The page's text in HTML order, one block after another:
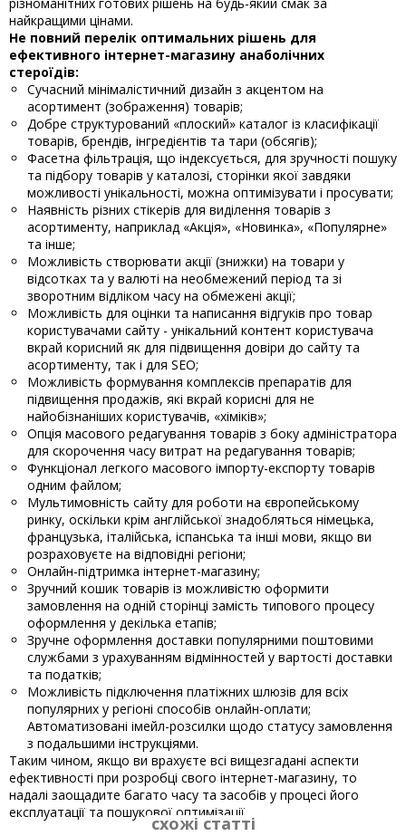
найкращими цінами.
Не повний перелік оптимальних рішень для
ефективного інтернет-магазину анаболічних
стероїдів:
Сучасний мінімалістичний дизайн з акцентом на
асортимент (зображення) товарів;
Добре структурований «плоский» каталог із класифікації
товарів, брендів, інгредієнтів та тари (обсягів);
Фасетна фільтрація, що індексується, для зручності пошуку
та підбору товарів у каталозі, сторінки якої завдяки
можливості унікальності, можна оптимізувати і просувати;
Наявність різних стікерів для виділення товарів з
асортименту, наприклад «Акція», «Новинка», «Популярне»
та інше;
Можливість створювати акції (знижки) на товари у
відсотках та у валюті на необмежений період та зі
зворотним відліком часу на обмежені акції;
Можливість для оцінки та написання відгуків про товар
користувачами сайту - унікальний контент користувача
вкрай корисний як для підвищення довіри до сайту та
асортименту, так і для SEO;
Можливість формування комплексів препаратів для
підвищення продажів, які вкрай корисні для не
найобізнаніших користувачів, «хіміків»;
Опція масового редагування товарів з боку адміністратора
для скорочення часу витрат на редагування товарів;
Функціонал легкого масового імпорту-експорту товарів
одним файлом;
Мультимовність сайту для роботи на європейському
ринку, оскільки крім англійської знадобляться німецька,
французька, італійська, іспанська та інші мови, якщо ви
розраховуєте на відповідні регіони;
Онлайн-підтримка інтернет-магазину;
Зручний кошик товарів із можливістю оформити
замовлення на одній сторінці замість типового процесу
оформлення у декілька етапів;
Зручне оформлення доставки популярними поштовими
службами з урахуванням відмінностей у вартості доставки
та податків;
Можливість підключення платіжних шлюзів для всіх
популярних у регіоні способів онлайн-оплати;
Автоматизовані імейл-розсилки щодо статусу замовлення
з подальшими інструкціями.
Таким чином, якщо ви врахуєте всі вищезгадані аспекти
ефективності при розробці свого інтернет-магазину, то
надалі заощадите багато часу та засобів у процесі його
експлуатації та пошукової оптимізації.
схожі статті